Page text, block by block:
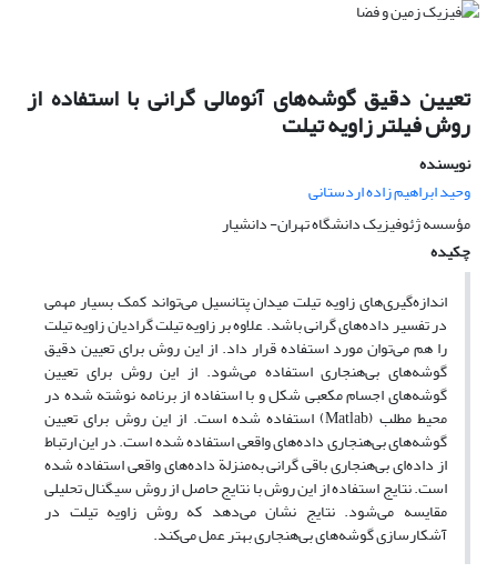
تعیین دقیق گوشه‌های آنومالی گرانی با استفاده از
روش فیلتر زاویه تیلت
نویسنده
وحید ابراهیم زاده اردستانی
مؤسسه ژئوفیزیک دانشگاه تهران- دانشیار
چکیده
اندازه‌گیری‌های زاویه تیلت میدان پتانسیل می‌تواند کمک بسیار مهمی
در تفسیر داده‌های گرانی باشد. علاوه بر زاویه تیلت گرادیان زاویه تیلت
را هم می‌توان مورد استفاده قرار داد. از این روش برای تعیین دقیق
گوشه‌های بی‌هنجاری استفاده می‌شود. از این روش برای تعیین
گوشه‌های اجسام مکعبی شکل و با استفاده از برنامه نوشته شده در
محیط مطلب (Matlab) استفاده شده است. از این روش برای تعیین
گوشه‌های بی‌هنجاری داده‌های واقعی استفاده شده است. در این ارتباط
از داده‌ای بی‌هنجاری باقی گرانی به‌منزلة داده‌های واقعی استفاده شده
است. نتایج استفاده از این روش با نتایج حاصل از روش سیگنال تحلیلی
مقایسه می‌شود. نتایج نشان می‌دهد که روش زاویه تیلت در
آشکارسازی گوشه‌های بی‌هنجاری بهتر عمل می‌کند.